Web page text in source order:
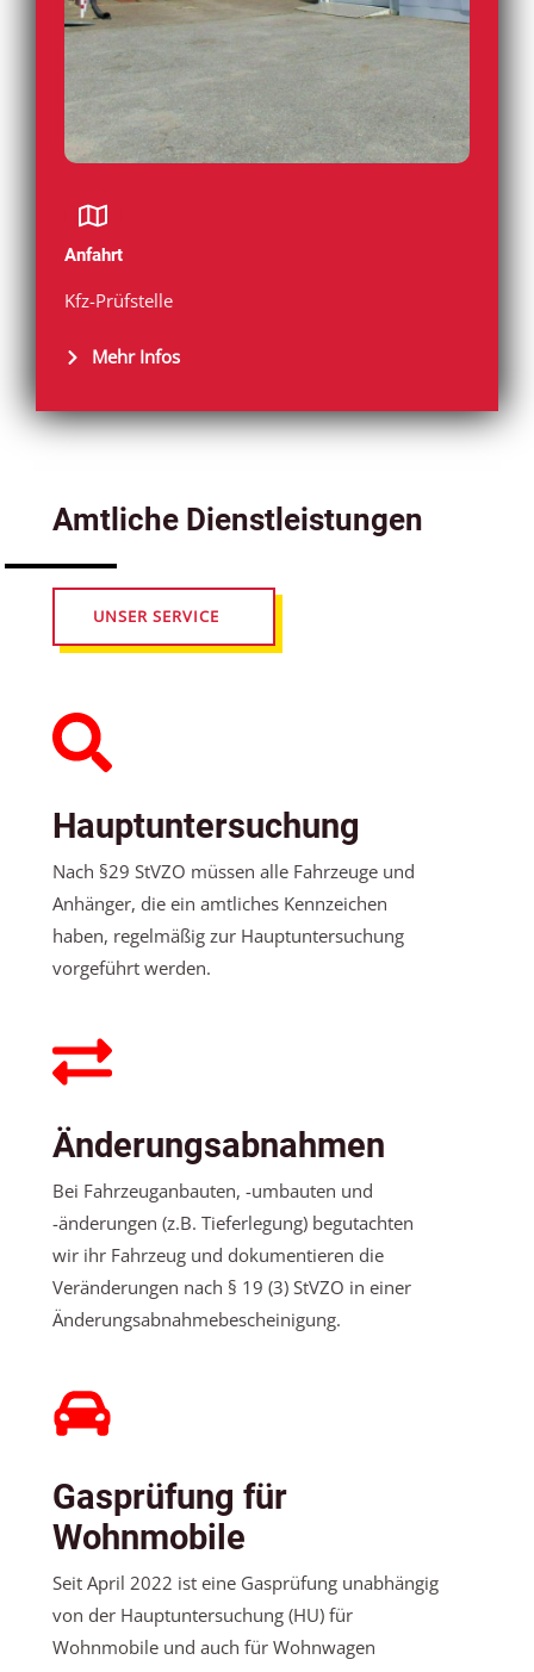
Anfahrt
Kfz-Prüfstelle
Mehr Infos
Amtliche Dienstleistungen
UNSER SERVICE
Hauptuntersuchung
Nach §29 StVZO müssen alle Fahrzeuge und
Anhänger, die ein amtliches Kennzeichen
haben, regelmäßig zur Hauptuntersuchung
vorgeführt werden.
Änderungsabnahmen
Bei Fahrzeuganbauten, -umbauten und
-änderungen (z.B. Tieferlegung) begutachten
wir ihr Fahrzeug und dokumentieren die
Veränderungen nach § 19 (3) StVZO in einer
Änderungsabnahmebescheinigung.
Gasprüfung für
Wohnmobile
Seit April 2022 ist eine Gasprüfung unabhängig
von der Hauptuntersuchung (HU) für
Wohnmobile und auch für Wohnwagen